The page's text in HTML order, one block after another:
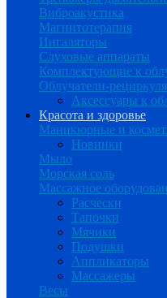
Виброакустика
Магнитотерапия
Ингаляторы
Слуховые аппараты
Комплектующие к
Облучатели-
Аксессуары к
Красота и здоровье
Маникюрные и
Новинки
Мыло
Морская соль
Массажное
Расчески
Тапочки
Мячики
Подушки
Аппликаторы
Массажеры
Весы